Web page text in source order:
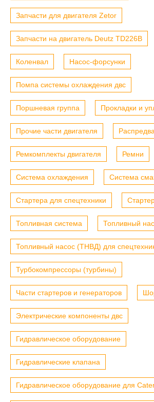
Запчасти для двигателя Zetor
Запчасти на двигатель Deutz TD226B
Коленвал Насос-форсунки
Помпа системы охлаждения двс
Поршневая группа Прокладки и
Прочие части двигателя
Ремкомплекты двигателя Ремни
Система охлаждения Система
Стартера для спецтехники
Топливная система Топливный
Топливный насос (ТНВД) для
Турбокомпрессоры (турбины)
Части стартеров и генераторов
Электрические компоненты двс
Гидравлическое оборудование
Гидравлические клапана
Гидравлическое оборудование для